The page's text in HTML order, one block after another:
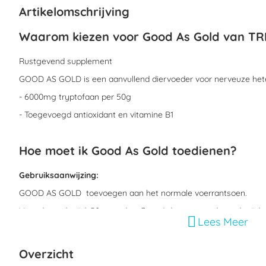
van
afbeeldingen-
Artikelomschrijving
Waarom kiezen voor Good As Gold van
Rustgevend supplement
GOOD AS GOLD is een aanvullend diervoeder voor nerveuze
- 6000mg tryptofaan per 50g
- Toegevoegd antioxidant en vitamine B1
Hoe moet ik Good As Gold toedienen?
Gebruiksaanwijzing:
GOOD AS GOLD toevoegen aan het normale voerrantsoen.
Voor de wedstrijd: 50g per dag, 3 tot 4 dagen voor de wedstrijd.
Lees Meer
Overzicht